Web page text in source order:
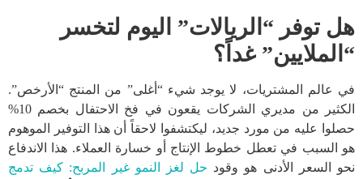
هل توفر “الريالات” اليوم لتخسر
“الملايين” غداً؟
في عالم المشتريات، لا يوجد شيء “أغلى” من المنتج “الأرخص”.
الكثير من مديري الشركات يقعون في فخ الاحتفال بخصم 10%
حصلوا عليه من مورد جديد، ليكتشفوا لاحقاً أن هذا التوفير الموهوم
هو السبب في تعطل خطوط الإنتاج أو خسارة العملاء. هذا الاندفاع
نحو السعر الأدنى هو وقود حل لغز النمو غير المربح: كيف تدمج